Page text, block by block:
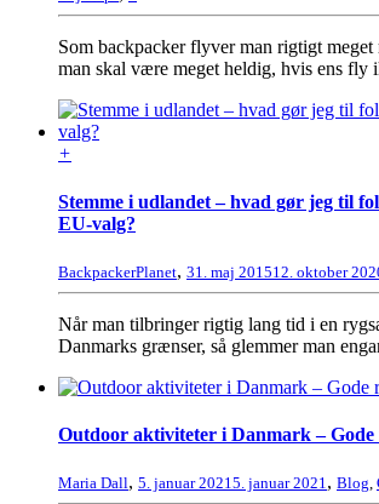
Som backpacker flyver man rigtigt
man skal være meget heldig, hvis ens fly
+
Stemme i udlandet – hvad gør jeg til
EU-valg?
BackpackerPlanet, 31. maj 201512. oktober
Når man tilbringer rigtig lang tid i en
Danmarks grænser, så glemmer man
Outdoor aktiviteter i Danmark –
Maria Dall, 5. januar 20215. januar 2021, Blog,